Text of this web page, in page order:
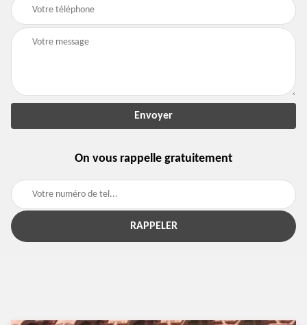
On vous rappelle gratuitement